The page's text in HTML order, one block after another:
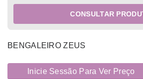
CONSULTAR
BENGALEIRO ZEUS
Inicie Sessão Para Ver Preço